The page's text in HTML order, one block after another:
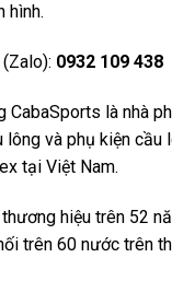
hình.
0932 109 438
CabaSports là nhà
lông và phụ kiện cầu
tại Việt Nam.
hiệu trên 52
trên 60 nước trên